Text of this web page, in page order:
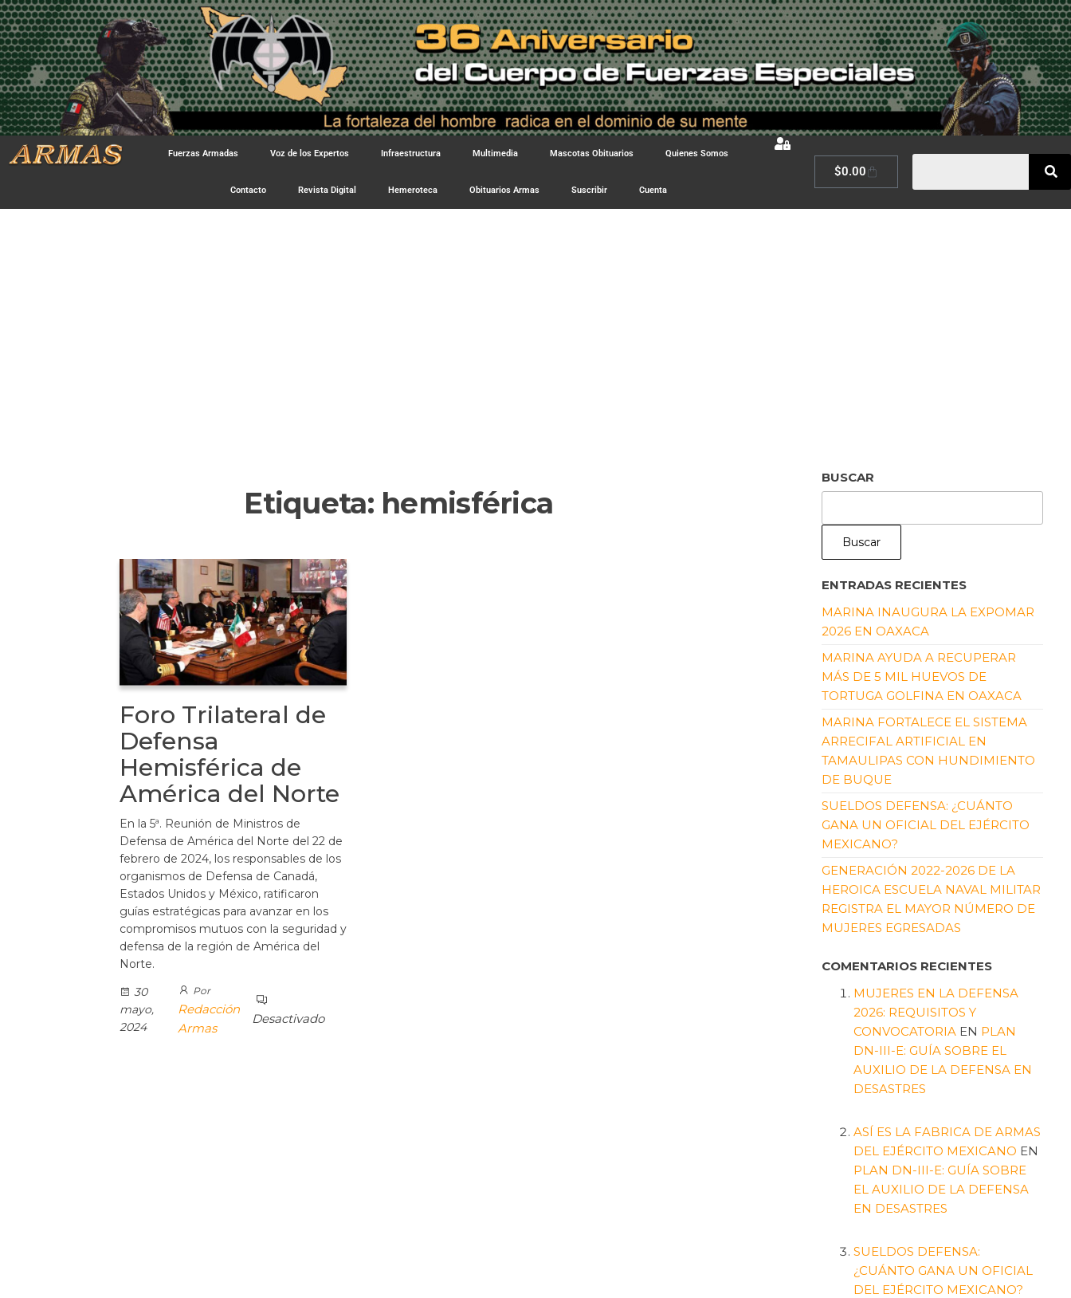
Fuerzas Armadas Voz de los Expertos Infraestructura Multimedia Mascotas Obituarios Quienes Somos
Contacto Revista Digital Hemeroteca Obituarios Armas Suscribir Cuenta
$0.00
Etiqueta: hemisférica
Foro Trilateral de
Defensa
Hemisférica de
América del Norte
En la 5ª. Reunión de Ministros de
Defensa de América del Norte del 22 de
febrero de 2024, los responsables de los
organismos de Defensa de Canadá,
Estados Unidos y México, ratificaron
guías estratégicas para avanzar en los
compromisos mutuos con la seguridad y
defensa de la región de América del
Norte.
30
mayo,
2024
Por
Redacción
Armas
Desactivado
BUSCAR
Buscar
ENTRADAS RECIENTES
MARINA INAUGURA LA EXPOMAR
2026 EN OAXACA
MARINA AYUDA A RECUPERAR
MÁS DE 5 MIL HUEVOS DE
TORTUGA GOLFINA EN OAXACA
MARINA FORTALECE EL SISTEMA
ARRECIFAL ARTIFICIAL EN
TAMAULIPAS CON HUNDIMIENTO
DE BUQUE
SUELDOS DEFENSA: ¿CUÁNTO
GANA UN OFICIAL DEL EJÉRCITO
MEXICANO?
GENERACIÓN 2022-2026 DE LA
HEROICA ESCUELA NAVAL MILITAR
REGISTRA EL MAYOR NÚMERO DE
MUJERES EGRESADAS
COMENTARIOS RECIENTES
MUJERES EN LA DEFENSA
2026: REQUISITOS Y
CONVOCATORIA EN PLAN
DN-III-E: GUÍA SOBRE EL
AUXILIO DE LA DEFENSA EN
DESASTRES
ASÍ ES LA FABRICA DE ARMAS
DEL EJÉRCITO MEXICANO EN
PLAN DN-III-E: GUÍA SOBRE
EL AUXILIO DE LA DEFENSA
EN DESASTRES
SUELDOS DEFENSA:
¿CUÁNTO GANA UN OFICIAL
DEL EJÉRCITO MEXICANO?